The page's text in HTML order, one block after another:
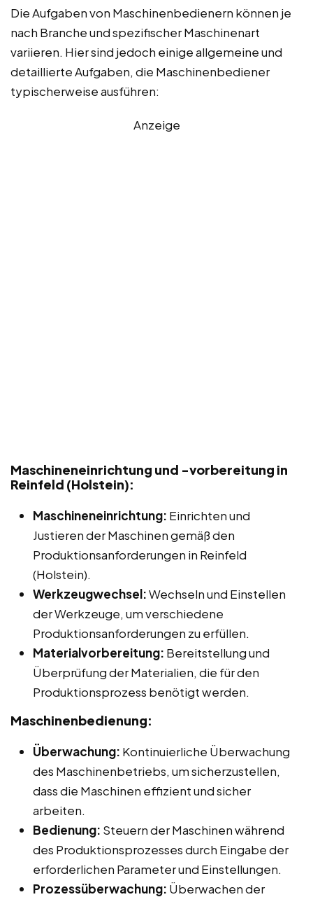
Die Aufgaben von Maschinenbedienern können je
nach Branche und spezifischer Maschinenart
variieren. Hier sind jedoch einige allgemeine und
detaillierte Aufgaben, die Maschinenbediener
typischerweise ausführen:
Anzeige
Maschineneinrichtung und -vorbereitung in
Reinfeld (Holstein):
Maschineneinrichtung: Einrichten und
Justieren der Maschinen gemäß den
Produktionsanforderungen in Reinfeld
(Holstein).
Werkzeugwechsel:Wechseln und Einstellen
der Werkzeuge, um verschiedene
Produktionsanforderungen zu erfüllen.
Materialvorbereitung: Bereitstellung und
Überprüfung der Materialien, die für den
Produktionsprozess benötigt werden.
Maschinenbedienung:
Überwachung: Kontinuierliche Überwachung
des Maschinenbetriebs, um sicherzustellen,
dass die Maschinen effizient und sicher
arbeiten.
Bedienung: Steuern der Maschinen während
des Produktionsprozesses durch Eingabe der
erforderlichen Parameter und Einstellungen.
Prozessüberwachung: Überwachen der